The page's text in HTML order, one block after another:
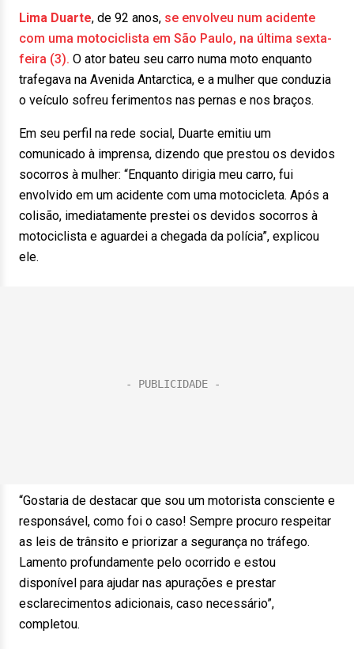
Lima Duarte, de 92 anos, se envolveu num acidente
com uma motociclista em São Paulo, na última sexta-
feira (3). O ator bateu seu carro numa moto enquanto
trafegava na Avenida Antarctica, e a mulher que conduzia
o veículo sofreu ferimentos nas pernas e nos braços.
Em seu perfil na rede social, Duarte emitiu um
comunicado à imprensa, dizendo que prestou os devidos
socorros à mulher: “Enquanto dirigia meu carro, fui
envolvido em um acidente com uma motocicleta. Após a
colisão, imediatamente prestei os devidos socorros à
motociclista e aguardei a chegada da polícia”, explicou
ele.
“Gostaria de destacar que sou um motorista consciente e
responsável, como foi o caso! Sempre procuro respeitar
as leis de trânsito e priorizar a segurança no tráfego.
Lamento profundamente pelo ocorrido e estou
disponível para ajudar nas apurações e prestar
esclarecimentos adicionais, caso necessário”,
completou.